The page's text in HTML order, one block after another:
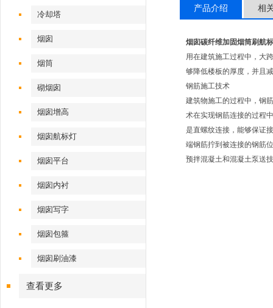
冷却塔
烟囱
烟筒
砌烟囱
烟囱增高
烟囱航标灯
烟囱平台
烟囱内衬
烟囱写字
烟囱包箍
烟囱刷油漆
查看更多
产品介绍 相
烟囱碳纤维加固烟筒刷航
用在建筑施工过程中，大
够降低楼板的厚度，并且
钢筋施工技术
建筑物施工的过程中，钢
术在实现钢筋连接的过程
是直螺纹连接，能够保证
端钢筋拧到被连接的钢筋
预拌混凝土和混凝土泵送